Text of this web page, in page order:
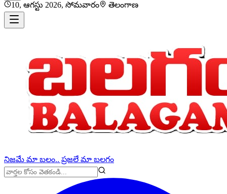
10, ఆగస్టు 2026, సోమవారం తెలంగాణ
నిజమే మా బలం.. ప్రజలే మా బలగం